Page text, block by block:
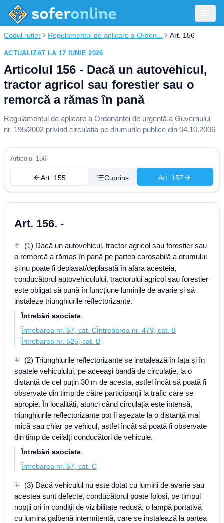
Codul rutier Regulamentul de aplicare a Ordon... Art. 156
ACTUALIZAT LA 17 IUNIE 2026
Articolul 156 - Dacă un autovehicul,
tractor agricol sau forestier sau o
remorcă a rămas în pană
Regulamentul de aplicare a Ordonanței de urgență a Guvernului
nr. 195/2002 privind circulația pe drumurile publice din 04.10.2006
Articolul 156
Art. 155 Cuprins Art. 157
Art. 156. -
(1) Dacă un autovehicul, tractor agricol sau forestier sau
o remorcă a rămas în pană pe partea carosabilă a drumului
și nu poate fi deplasat/deplasată în afara acesteia,
conducătorul autovehiculului, tractorului agricol sau forestier
este obligat să pună în funcțiune luminile de avarie și să
instaleze triunghiurile reflectorizante.
Întrebări asociate
Întrebarea nr. 57, cat. CÎntrebarea nr. 479, cat. B
Întrebarea nr. 525, cat. B
(2) Triunghiurile reflectorizante se instalează în fața și în
spatele vehiculului, pe aceeași bandă de circulație, la o
distanță de cel puțin 30 m de acesta, astfel încât să poată fi
observate din timp de către participanții la trafic care se
apropie. În localități, atunci când circulația este intensă,
triunghiurile reflectorizante pot fi așezate la o distanță mai
mică sau chiar pe vehicul, astfel încât să poată fi observate
din timp de ceilalți conducători de vehicule.
Întrebări asociate
Întrebarea nr. 57, cat. C
(3) Dacă vehiculul nu este dotat cu lumini de avarie sau
acestea sunt defecte, conducătorul poate folosi, pe timpul
nopții ori în condiții de vizibilitate redusă, o lampă portativă
cu lumina galbenă intermitentă, care se instalează la partea